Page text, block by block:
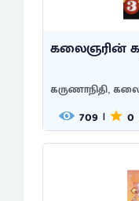
கலைஞரின்
கருணாநிதி,
709 | 0